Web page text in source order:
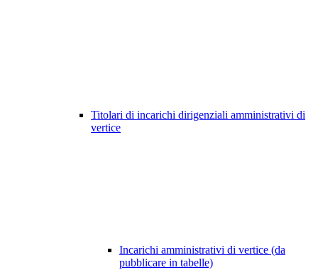
Titolari di incarichi dirigenziali amministrativi di
vertice
Incarichi amministrativi di vertice (da
pubblicare in tabelle)